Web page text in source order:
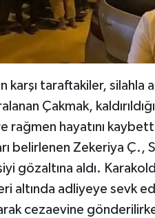
karşı taraftakiler, silahla
Çakmak,
rağmen hayatını
belirlenen Zekeriya Ç.,
gözaltına aldı.
altında adliyeye sevk
cezaevine